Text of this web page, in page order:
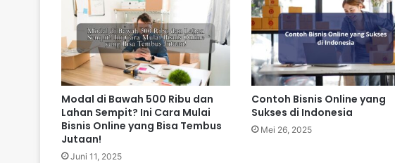
Modal di Bawah 500 Ribu dan
Lahan Sempit? Ini Cara Mulai
Bisnis Online yang Bisa Tembus
Jutaan!
Juni 11, 2025
Contoh Bisnis Online yang
Sukses di Indonesia
Mei 26, 2025